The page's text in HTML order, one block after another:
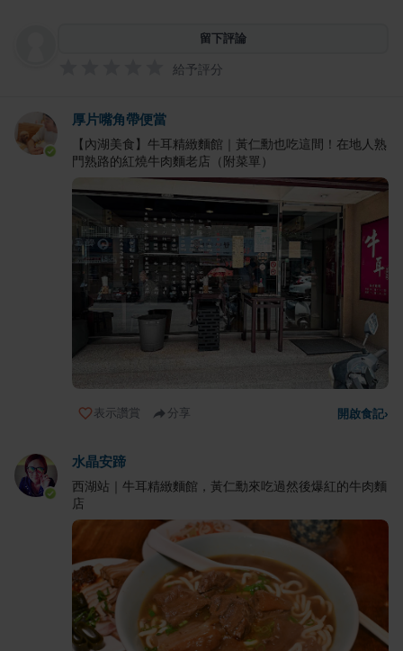
留下評論
給予評分
厚片嘴角帶便當
【內湖美食】牛耳精緻麵館｜黃仁勳也吃這間！在地人熟
門熟路的紅燒牛肉麵老店（附菜單）
表示讚賞 分享 開啟食記›
水晶安蹄
西湖站｜牛耳精緻麵館，黃仁勳來吃過然後爆紅的牛肉麵
店